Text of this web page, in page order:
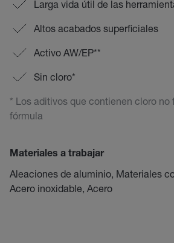
Larga vida útil de las
Altos acabados superficiales
Activo AW/EP**
Sin cloro*
* Los aditivos que contienen cloro no
fórmula
Materiales a trabajar
Aleaciones de aluminio, Materiales
Acero inoxidable, Acero